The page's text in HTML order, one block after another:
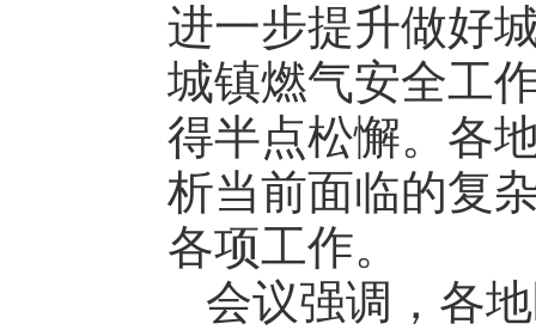
进一步提升做好
城镇燃气安全工
得半点松懈。各
析当前面临的复
各项工作。
会议强调，各